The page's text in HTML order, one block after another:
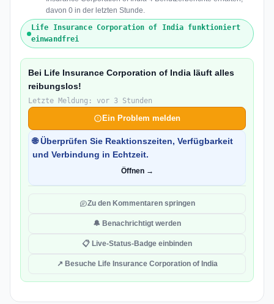
davon 0 in der letzten Stunde.
Life Insurance Corporation of India funktioniert
einwandfrei
Bei Life Insurance Corporation of India läuft alles
reibungslos!
Letzte Meldung: vor 3 Stunden
Ein Problem melden
🌐 Überprüfen Sie Reaktionszeiten, Verfügbarkeit
und Verbindung in Echtzeit.
Öffnen →
Zu den Kommentaren springen
🔔 Benachrichtigt werden
📋 Live-Status-Badge einbinden
↗ Besuche Life Insurance Corporation of India